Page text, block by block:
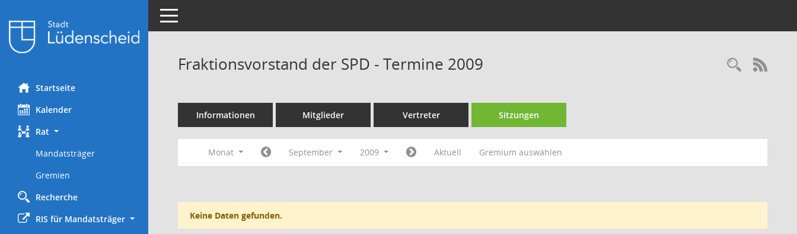
Startseite
Kalender
Rat
Mandatsträger
Gremien
Recherche
RIS für Mandatsträger
Toggle navigation
Fraktionsvorstand der SPD - Termine 2009
Informationen Mitglieder Vertreter Sitzungen
Monat September 2009 Aktuell Gremium auswählen
Keine Daten gefunden.